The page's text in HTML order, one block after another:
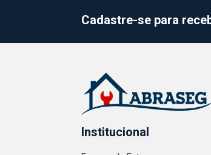
Cadastre-se para
Institucional